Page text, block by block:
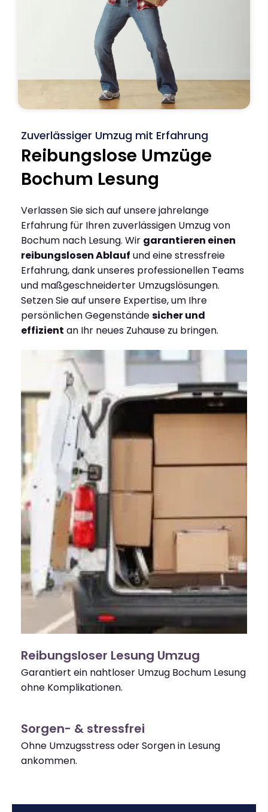
Zuverlässiger Umzug mit Erfahrung
Reibungslose Umzüge
Bochum Lesung
Verlassen Sie sich auf unsere jahrelange
Erfahrung für Ihren zuverlässigen Umzug von
Bochum nach Lesung. Wir garantieren einen
reibungslosen Ablauf und eine stressfreie
Erfahrung, dank unseres professionellen Teams
und maßgeschneiderter Umzugslösungen.
Setzen Sie auf unsere Expertise, um Ihre
persönlichen Gegenständesicher und
effizient an Ihr neues Zuhause zu bringen.
Reibungsloser Lesung Umzug
Garantiert ein nahtloser Umzug Bochum Lesung
ohne Komplikationen.
Sorgen- & stressfrei
Ohne Umzugsstress oder Sorgen in Lesung
ankommen.